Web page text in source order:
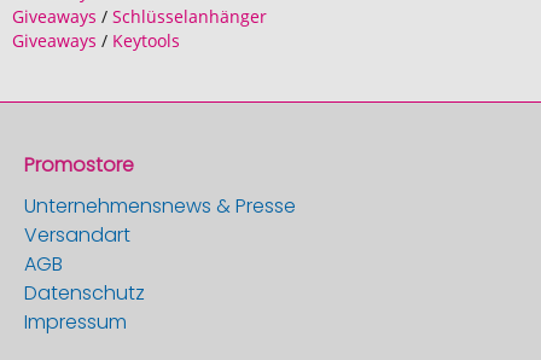
Giveaways / Schlüsselanhänger
Giveaways / Keytools
Promostore
Unternehmensnews & Presse
Versandart
AGB
Datenschutz
Impressum